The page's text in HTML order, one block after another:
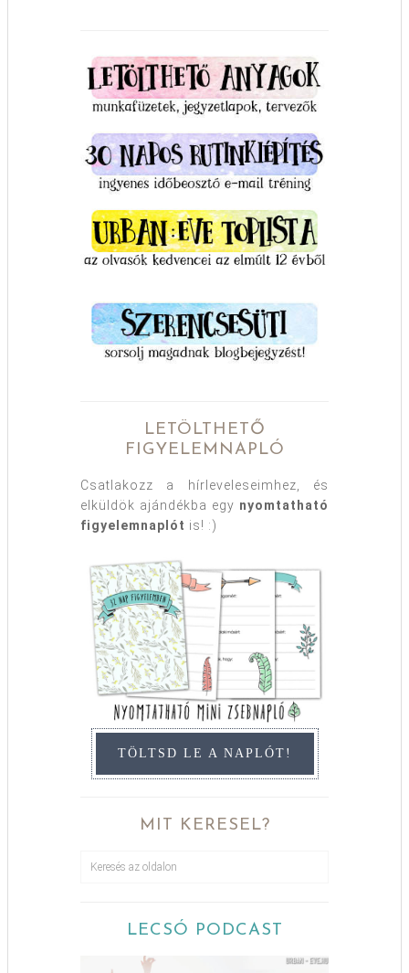
LETÖLTHETŐ
FIGYELEMNAPLÓ
Csatlakozz a hírleveleseimhez, és
elküldök ajándékba egy nyomtatható
figyelemnaplót is! :)
TÖLTSD LE A NAPLÓT!
MIT KERESEL?
LECSÓ PODCAST